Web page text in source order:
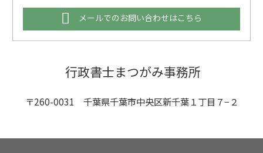
メールでのお問い合わせはこちら
行政書士まつがみ事務所
〒260-0031 千葉県千葉市中央区新千葉１丁目７−２